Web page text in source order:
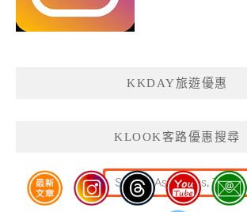
KKDAY旅遊優惠
KLOOK客路優惠搜尋